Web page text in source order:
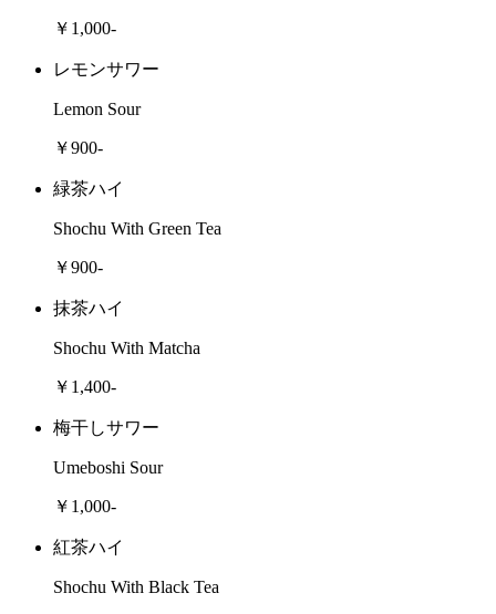
￥1,000-
レモンサワー
Lemon Sour
￥900-
緑茶ハイ
Shochu With Green Tea
￥900-
抹茶ハイ
Shochu With Matcha
￥1,400-
梅干しサワー
Umeboshi Sour
￥1,000-
紅茶ハイ
Shochu With Black Tea